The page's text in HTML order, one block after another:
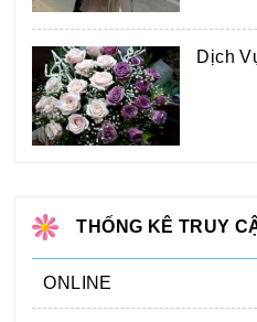
Dịch
THỐNG KÊ TRUY
ONLINE